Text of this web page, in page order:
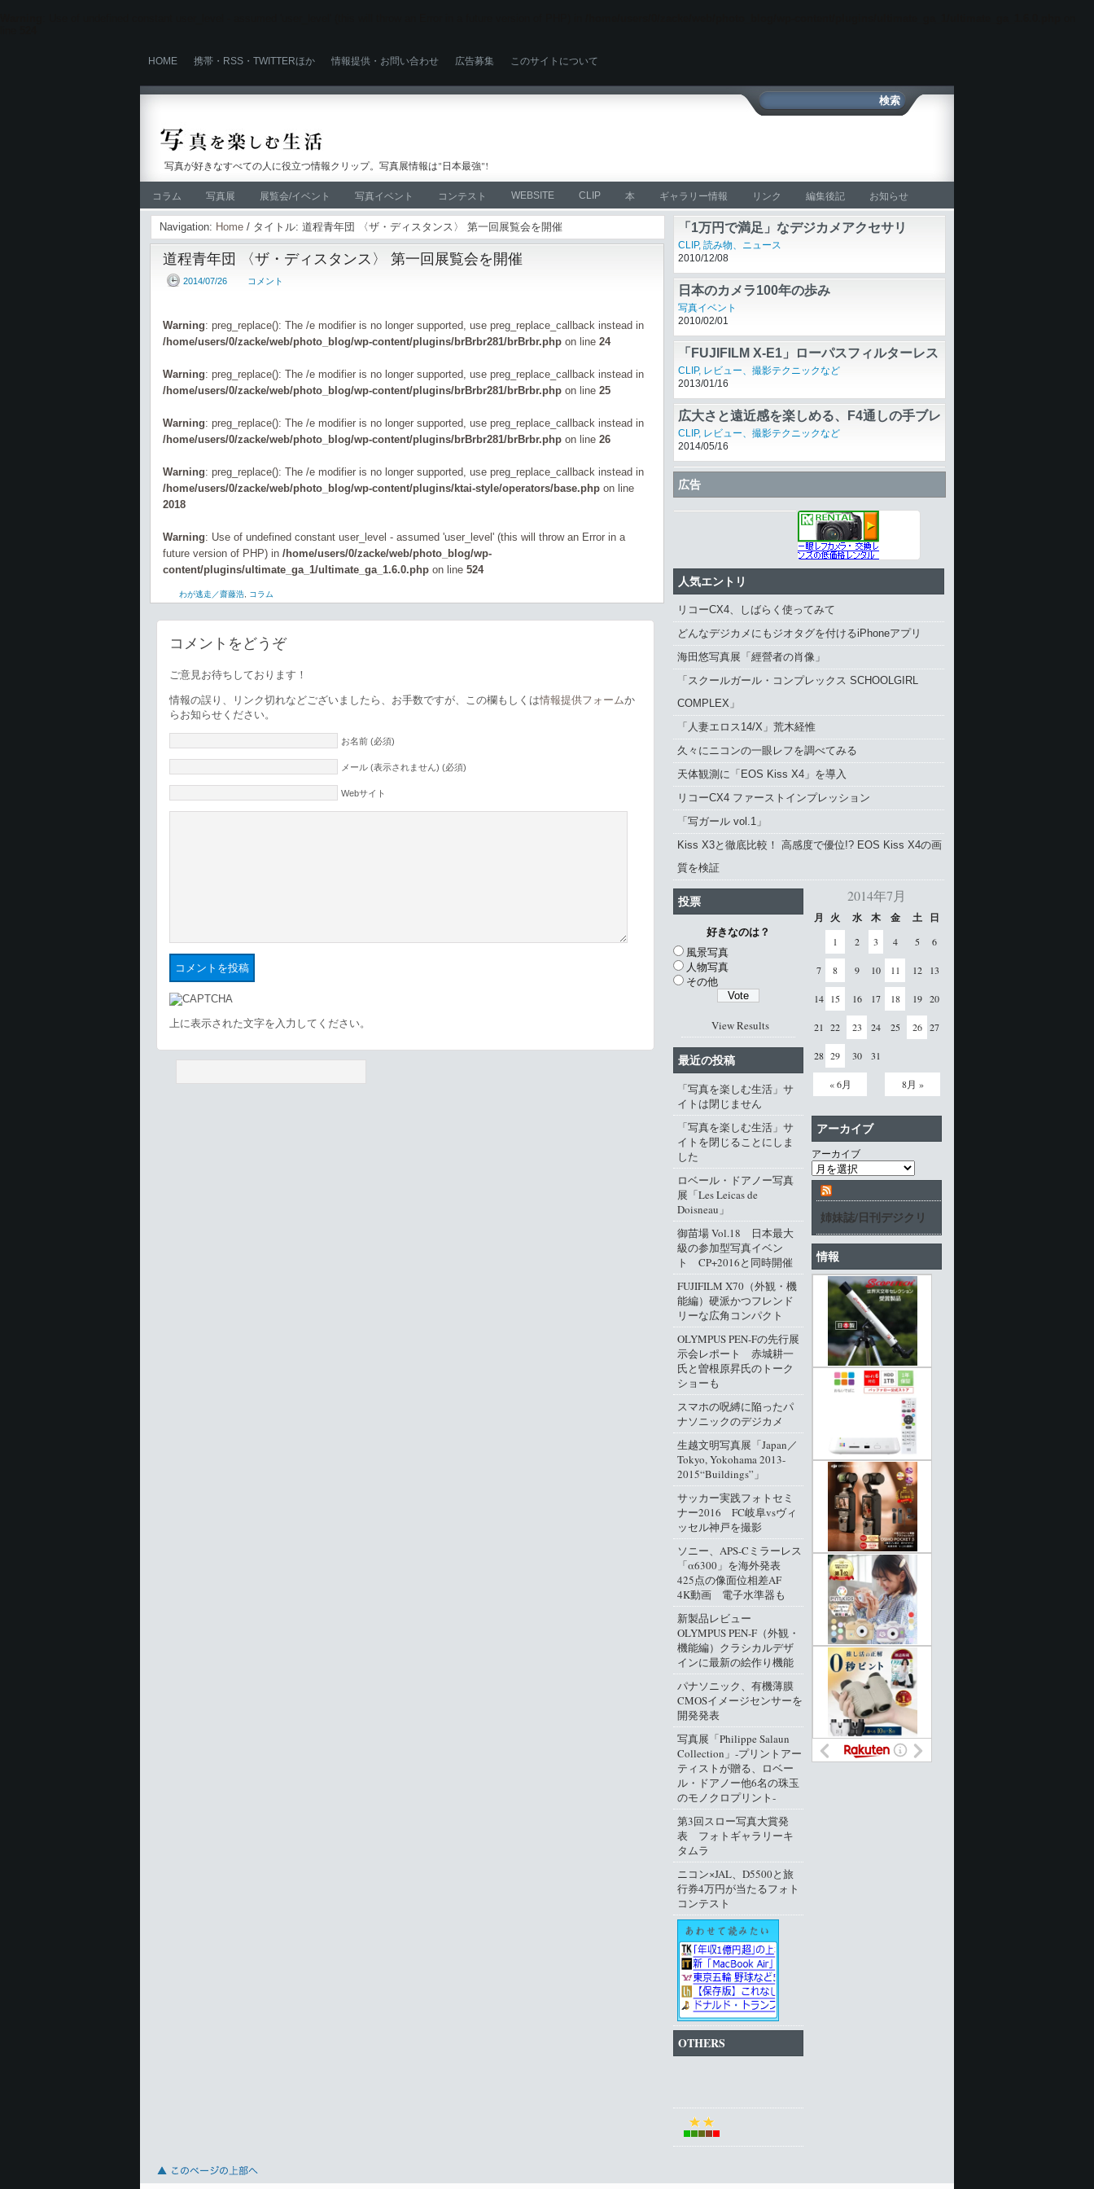
HOME 携帯・RSS・TWITTERほか 情報提供・お問い合わせ 広告募集 このサイトについて
写真が好きなすべての人に役立つ情報クリップ。写真展情報は"日本最強"!
コラム 写真展 展覧会/イベント 写真イベント コンテスト WEBSITE CLIP 本 ギャラリー情報 リンク 編集後記 お知らせ
Navigation: Home / タイトル: 道程青年団 〈ザ・ディスタンス〉 第一回展覧会を開催
道程青年団 〈ザ・ディスタンス〉 第一回展覧会を開催
2014/07/26 コメント
Warning: preg_replace(): The /e modifier is no longer supported, use preg_replace_callback instead in
/home/users/0/zacke/web/photo_blog/wp-content/plugins/brBrbr281/brBrbr.php on line 24
Warning: preg_replace(): The /e modifier is no longer supported, use preg_replace_callback instead in
/home/users/0/zacke/web/photo_blog/wp-content/plugins/brBrbr281/brBrbr.php on line 25
Warning: preg_replace(): The /e modifier is no longer supported, use preg_replace_callback instead in
/home/users/0/zacke/web/photo_blog/wp-content/plugins/brBrbr281/brBrbr.php on line 26
Warning: preg_replace(): The /e modifier is no longer supported, use preg_replace_callback instead in
/home/users/0/zacke/web/photo_blog/wp-content/plugins/ktai-style/operators/base.php on line
2018
Warning: Use of undefined constant user_level - assumed 'user_level' (this will throw an Error in a
future version of PHP) in /home/users/0/zacke/web/photo_blog/wp-
content/plugins/ultimate_ga_1/ultimate_ga_1.6.0.php on line 524
わが逃走／齋藤浩 コラム
コメントをどうぞ
ご意見お待ちしております！
情報の誤り、リンク切れなどございましたら、お手数ですが、この欄もしくは情報提供フォームか
らお知らせください。
お名前 (必須)
メール (表示されません) (必須)
Webサイト
上に表示された文字を入力してください。
「1万円で満足」なデジカメアクセサリ
CLIP, 読み物、ニュース
2010/12/08
日本のカメラ100年の歩み
写真イベント
2010/02/01
「FUJIFILM X-E1」ローパスフィルターレス
の解像感を味わう試行錯誤
CLIP, レビュー、撮影テクニックなど
2013/01/16
広大さと遠近感を楽しめる、F4通しの手ブレ
補正付き広角ズーム──富士フイルム「XF10-
24mmF4 R OIS」
CLIP, レビュー、撮影テクニックなど
2014/05/16
シグマ、TRUE II搭載の「DP1x」を30日に
発売
CLIP,新製品、サポートなど
2010/09/17
広告
人気エントリ
リコーCX4、しばらく使ってみて
どんなデジカメにもジオタグを付けるiPhoneアプリ
海田悠写真展「經營者の肖像」
「スクールガール・コンプレックス SCHOOLGIRL
COMPLEX」
「人妻エロス14/X」荒木経惟
久々にニコンの一眼レフを調べてみる
天体観測に「EOS Kiss X4」を導入
リコーCX4 ファーストインプレッション
「写ガール vol.1」
Kiss X3と徹底比較！ 高感度で優位!? EOS Kiss X4の画
質を検証
2014年7月
月 火 水 木 金 土 日
« 6月 8月 »
1 2 3 4 5 6
7 8 9 10 11 12 13
14 15 16 17 18 19 20
21 22 23 24 25 26 27
28 29 30 31
アーカイブ
アーカイブ
姉妹誌/日刊デジクリ
情報
投票
好きなのは？
風景写真
人物写真
その他
View Results
最近の投稿
「写真を楽しむ生活」サ
イトは閉じません
「写真を楽しむ生活」サ
イトを閉じることにしま
した
ロベール・ドアノー写真
展「Les Leicas de
Doisneau」
御苗場 Vol.18 日本最大
級の参加型写真イベン
ト CP+2016と同時開催
FUJIFILM X70（外観・機
能編）硬派かつフレンド
リーな広角コンパクト
OLYMPUS PEN-Fの先行展
示会レポート 赤城耕一
氏と曽根原昇氏のトーク
ショーも
スマホの呪縛に陥ったパ
ナソニックのデジカメ
生越文明写真展「Japan／
Tokyo, Yokohama 2013-
2015“Buildings”」
サッカー実践フォトセミ
ナー2016 FC岐阜vsヴィ
ッセル神戸を撮影
ソニー、APS-Cミラーレス
「α6300」を海外発表
425点の像面位相差AF
4K動画 電子水準器も
新製品レビュー
OLYMPUS PEN-F（外観・
機能編）クラシカルデザ
インに最新の絵作り機能
パナソニック、有機薄膜
CMOSイメージセンサーを
開発発表
写真展「Philippe Salaun
Collection」‐プリントアー
ティストが贈る、ロベー
ル・ドアノー他6名の珠玉
のモノクロプリント‐
第3回スロー写真大賞発
表 フォトギャラリーキ
タムラ
ニコン×JAL、D5500と旅
行券4万円が当たるフォト
コンテスト
OTHERS